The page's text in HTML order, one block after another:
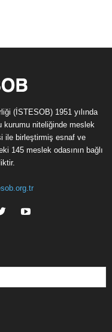
(İSTESOB) 1951 yılında
kurumu niteliğinde meslek
ile birleştirmiş esnaf ve
145 meslek odasının bağlı